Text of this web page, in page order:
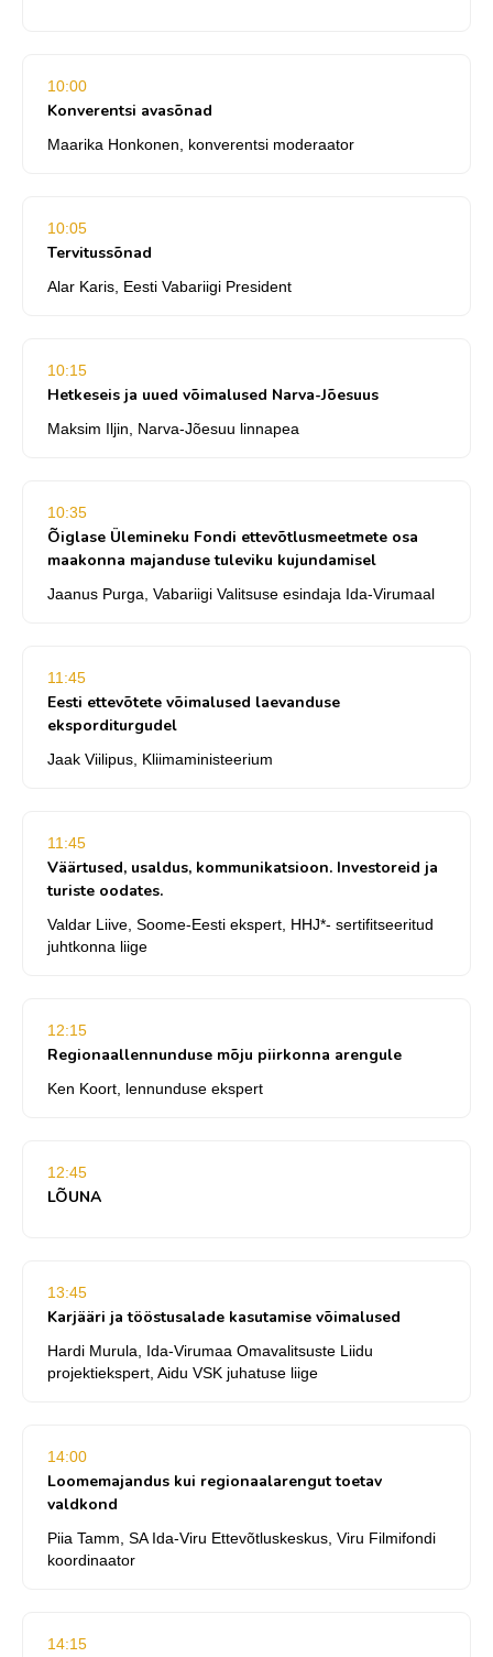
10:00
Konverentsi avasõnad
Maarika Honkonen, konverentsi moderaator
10:05
Tervitussõnad
Alar Karis, Eesti Vabariigi President
10:15
Hetkeseis ja uued võimalused Narva-Jõesuus
Maksim Iljin, Narva-Jõesuu linnapea
10:35
Õiglase Ülemineku Fondi ettevõtlusmeetmete osa
maakonna majanduse tuleviku kujundamisel
Jaanus Purga, Vabariigi Valitsuse esindaja Ida-Virumaal
11:45
Eesti ettevõtete võimalused laevanduse
eksporditurgudel
Jaak Viilipus, Kliimaministeerium
11:45
Väärtused, usaldus, kommunikatsioon. Investoreid ja
turiste oodates.
Valdar Liive, Soome-Eesti ekspert, HHJ*- sertifitseeritud
juhtkonna liige
12:15
Regionaallennunduse mõju piirkonna arengule
Ken Koort, lennunduse ekspert
12:45
LÕUNA
13:45
Karjääri ja tööstusalade kasutamise võimalused
Hardi Murula, Ida-Virumaa Omavalitsuste Liidu
projektiekspert, Aidu VSK juhatuse liige
14:00
Loomemajandus kui regionaalarengut toetav
valdkond
Piia Tamm, SA Ida-Viru Ettevõtluskeskus, Viru Filmifondi
koordinaator
14:15